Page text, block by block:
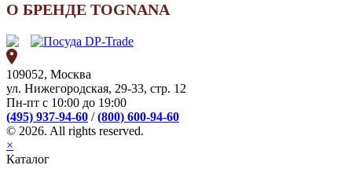
О БРЕНДЕ TOGNANA
109052, Москва
ул. Нижегородская, 29-33, стр. 12
Пн-пт с 10:00 до 19:00
(495) 937-94-60 /(800) 600-94-60
© 2026. All rights reserved.
×
Каталог